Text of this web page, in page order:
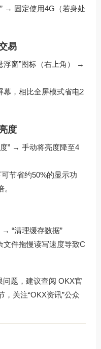
→ 固定使用4G（若身处
易
浮窗”图标（右上角） →
幕，相比全屏模式省电2
度
” → 手动将亮度降至4
节省约50%的显示功
→ “清理缓存数据”
文件拖慢读写速度导致C
问题，建议查阅 OKX官
，关注“OKX资讯”公众